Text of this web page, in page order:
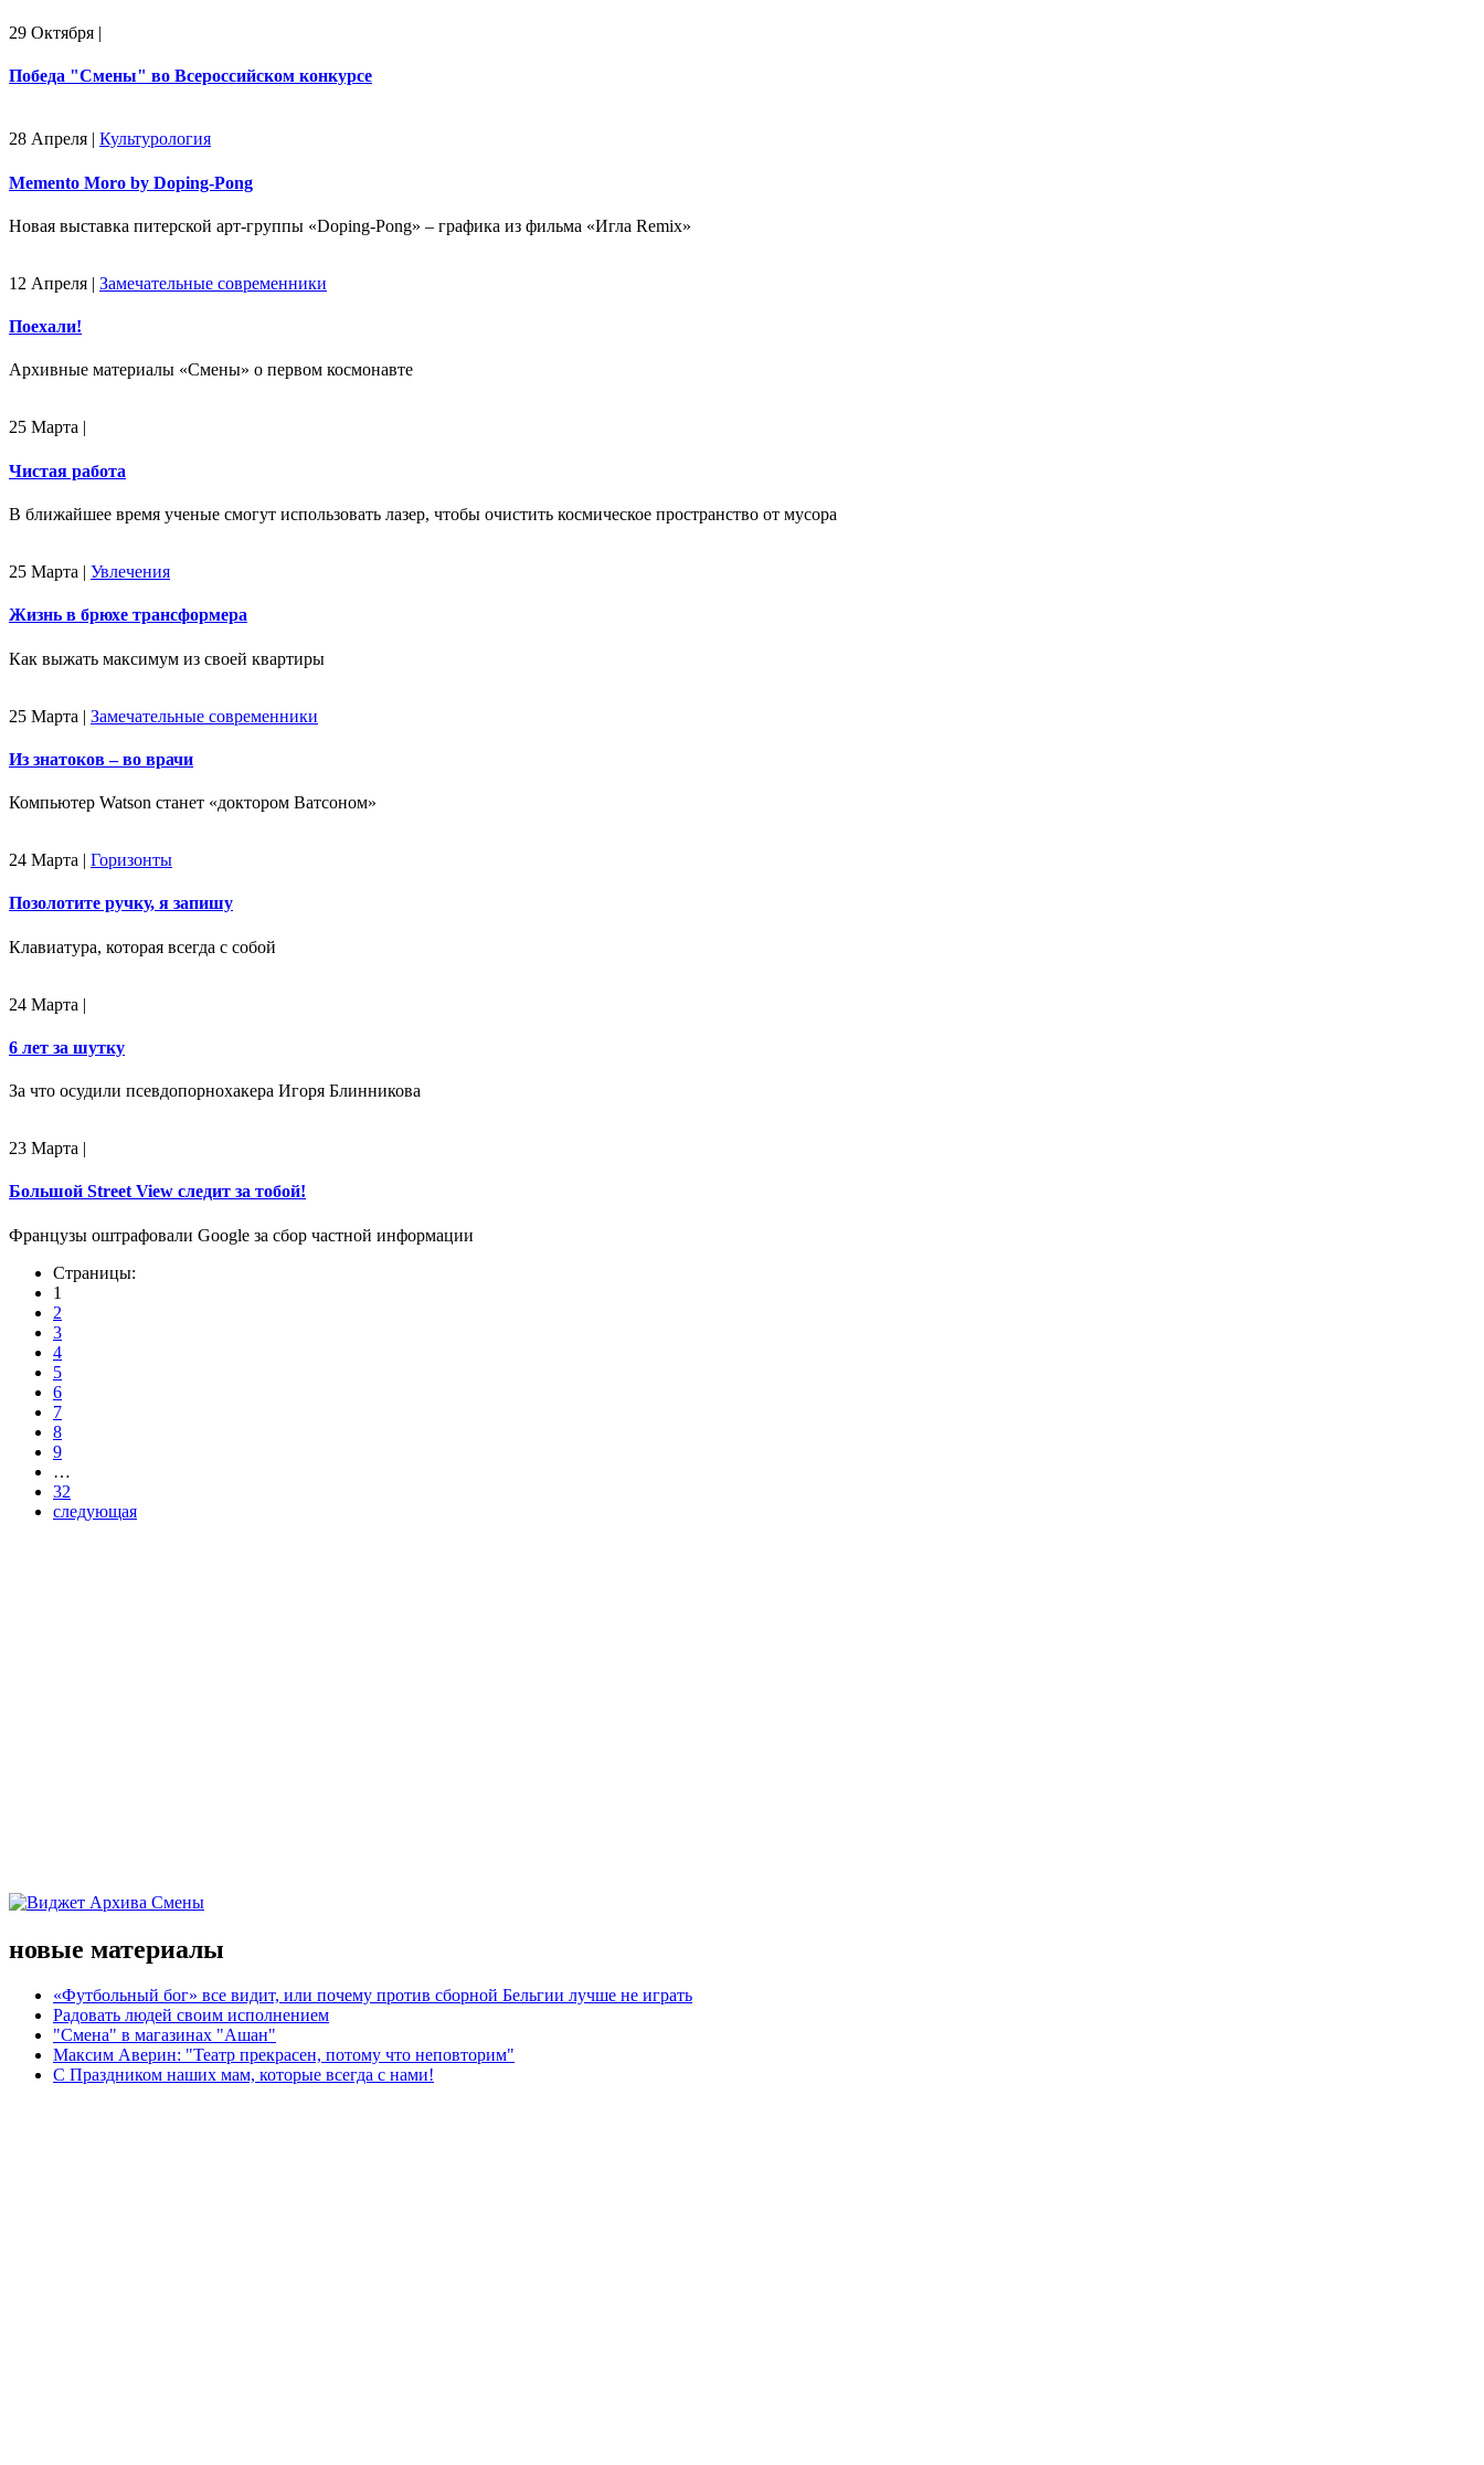
29 Октября |
Победа "Смены" во Всероссийском конкурсе
28 Апреля | Культурология
Memento Moro by Doping-Pong
Новая выставка питерской арт-группы «Doping-Pong» – графика из фильма «Игла Remix»
12 Апреля | Замечательные современники
Поехали!
Архивные материалы «Смены» о первом космонавте
25 Марта |
Чистая работа
В ближайшее время ученые смогут использовать лазер, чтобы очистить космическое пространство от мусора
25 Марта | Увлечения
Жизнь в брюхе трансформера
Как выжать максимум из своей квартиры
25 Марта | Замечательные современники
Из знатоков – во врачи
Компьютер Watson станет «доктором Ватсоном»
24 Марта | Горизонты
Позолотите ручку, я запишу
Клавиатура, которая всегда с собой
24 Марта |
6 лет за шутку
За что осудили псевдопорнохакера Игоря Блинникова
23 Марта |
Большой Street View следит за тобой!
Французы оштрафовали Google за сбор частной информации
Страницы:
1
2
3
4
5
6
7
8
9
…
32
следующая
новые материалы
«Футбольный бог» все видит, или почему против сборной Бельгии лучше не играть
Радовать людей своим исполнением
"Смена" в магазинах "Ашан"
Максим Аверин: "Театр прекрасен, потому что неповторим"
С Праздником наших мам, которые всегда с нами!